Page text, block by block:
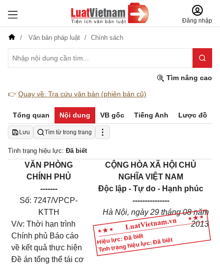
Đăng nhập
Văn bản pháp luật Chính sách
Tìm nâng cao
👉 Quay về: Tra cứu văn bản (phiên bản cũ)
Tổng quan Nội dung VB gốc Tiếng Anh Lược đồ
Lưu Tìm từ trong trang
Tình trạng hiệu lực: Đã biết
Hiệu lực: Đã biết
Tình trạng hiệu lực: Đã biết
VĂN PHÒNG
CHÍNH PHỦ
-------
Số: 7247/VPCP-
KTTH
V/v: Thời hạn trình
Chính phủ Báo cáo
về kết quả thực hiện
Đề án tổng thể tái cơ
CỘNG HÒA XÃ HỘI CHỦ
NGHĨA VIỆT NAM
Độc lập - Tự do - Hạnh phúc
---------------
Hà Nội, ngày 29 tháng 08 năm
2013